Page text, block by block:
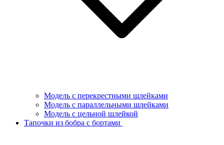
Модель с перекрестными шлейками
Модель с параллельными шлейками
Модель с цельной шлейкой
Тапочки из бобра с бортами